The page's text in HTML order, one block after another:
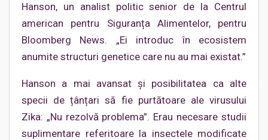
Hanson, un analist politic senior de la Centrul
american pentru Siguranța Alimentelor, pentru
Bloomberg News. „Ei introduc în ecosistem
anumite structuri genetice care nu au mai existat.”
Hanson a mai avansat și posibilitatea ca alte
specii de țânțari să fie purtătoare ale virusului
Zika: „Nu rezolvă problema”. Erau necesare studii
suplimentare referitoare la insectele modificate